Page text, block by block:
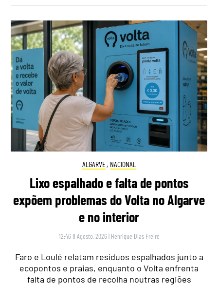
ALGARVE, NACIONAL
Lixo espalhado e falta de pontos
expõem problemas do Volta no Algarve
e no interior
12:46 8 Agosto, 2026 | Henrique Dias Freire
Faro e Loulé relatam resíduos espalhados junto a
ecopontos e praias, enquanto o Volta enfrenta
falta de pontos de recolha noutras regiões